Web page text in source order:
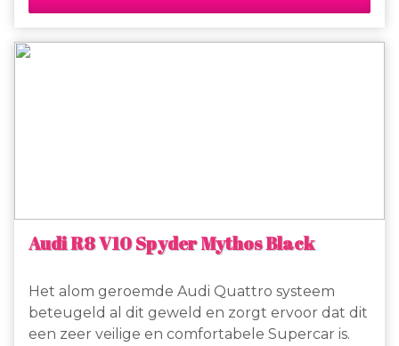
Audi R8 V10 Spyder Mythos Black
Het alom geroemde Audi Quattro systeem
beteugeld al dit geweld en zorgt ervoor dat dit
een zeer veilige en comfortabele Supercar is.